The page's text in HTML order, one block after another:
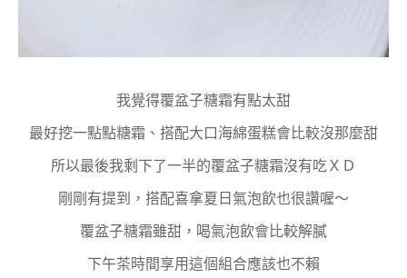
我覺得覆盆子糖霜有點太甜
最好挖一點點糖霜、搭配大口海綿蛋糕會比較沒那麼甜
所以最後我剩下了一半的覆盆子糖霜沒有吃ＸＤ
剛剛有提到，搭配喜拿夏日氣泡飲也很讚喔～
覆盆子糖霜雖甜，喝氣泡飲會比較解膩
下午茶時間享用這個組合應該也不賴